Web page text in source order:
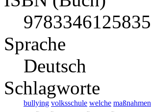
9783346125835
Sprache
Deutsch
Schlagworte
bullying volksschule welche maßnahmen